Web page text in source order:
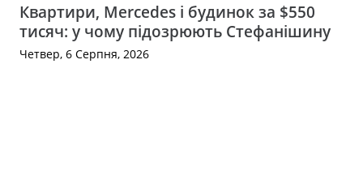
Квартири, Mercedes і будинок за $550
тисяч: у чому підозрюють Стефанішину
Четвер, 6 Серпня, 2026